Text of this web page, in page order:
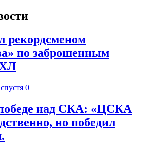
рекордсменом
по заброшенным
0
над СКА: «ЦСКА
но победил